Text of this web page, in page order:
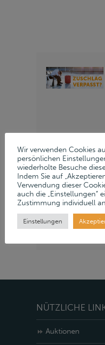
NÜTZLICHE
Auktionen
Wir verwenden Cookies
persönlichen
wiederholte Besuche
Indem Sie auf
Verwendung dieser
auch die „Einstellungen“
Zustimmung individuell
Einstellungen